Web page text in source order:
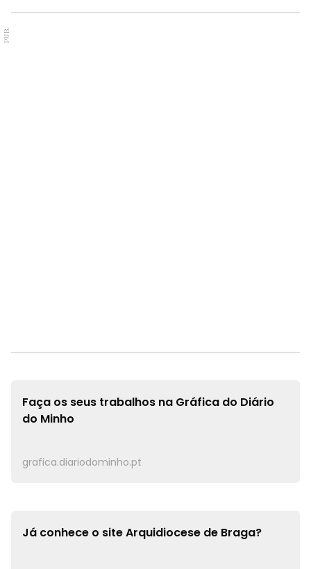
PUB.
Faça os seus trabalhos na Gráfica do Diário
do Minho
grafica.diariodominho.pt
Já conhece o siteArquidiocese de Braga?